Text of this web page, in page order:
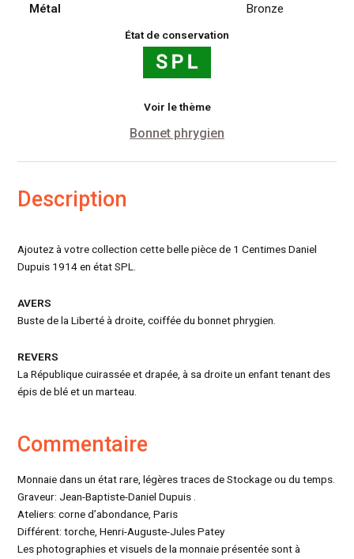
Métal
Bronze
État de conservation
Voir le thème
Bonnet phrygien
Description
Ajoutez à votre collection cette belle pièce de 1 Centimes Daniel
Dupuis 1914 en état SPL.
AVERS
Buste de la Liberté à droite, coiffée du bonnet phrygien.
REVERS
La République cuirassée et drapée, à sa droite un enfant tenant des
épis de blé et un marteau.
Commentaire
Monnaie dans un état rare, légères traces de Stockage ou du temps.
Graveur: Jean-Baptiste-Daniel Dupuis .
Ateliers: corne d’abondance, Paris
Différent: torche, Henri-Auguste-Jules Patey
Les photographies et visuels de la monnaie présentée sont à